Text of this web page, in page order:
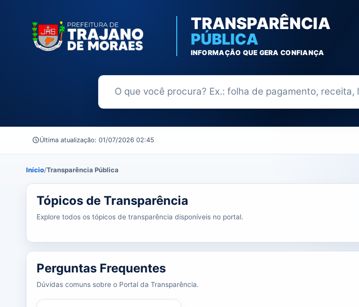
TRANSPARÊNCIA
PÚBLICA
INFORMAÇÃO QUE GERA CONFIANÇA
Buscar no Portal da Transparência
Última atualização: 01/07/2026 02:45
Início/Transparência Pública
39 tópicos carregados do banco de dados.
Tópicos de Transparência
Explore todos os tópicos de transparência disponíveis no portal.
Perguntas Frequentes
Dúvidas comuns sobre o Portal da Transparência.